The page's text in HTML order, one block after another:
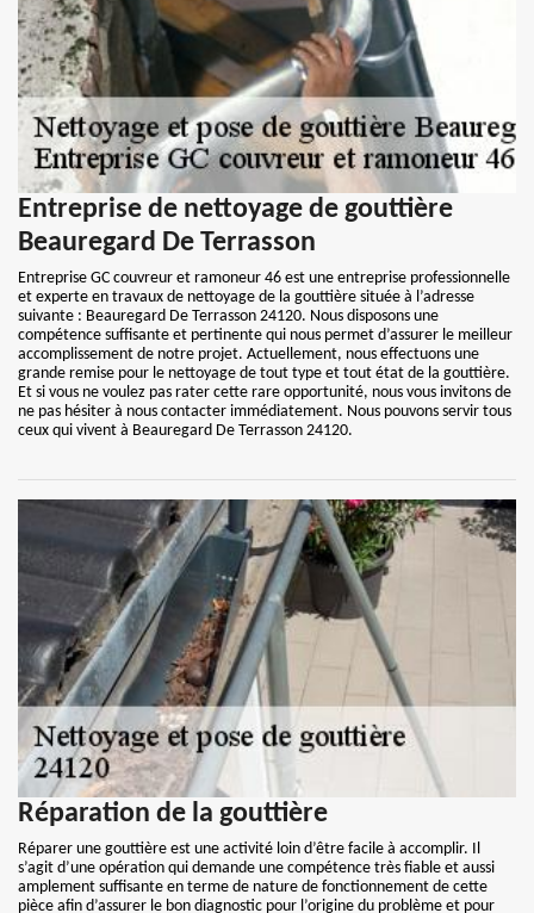
Entreprise de nettoyage de gouttière
Beauregard De Terrasson
Entreprise GC couvreur et ramoneur 46 est une entreprise professionnelle
et experte en travaux de nettoyage de la gouttière située à l’adresse
suivante : Beauregard De Terrasson 24120. Nous disposons une
compétence suffisante et pertinente qui nous permet d’assurer le meilleur
accomplissement de notre projet. Actuellement, nous effectuons une
grande remise pour le nettoyage de tout type et tout état de la gouttière.
Et si vous ne voulez pas rater cette rare opportunité, nous vous invitons de
ne pas hésiter à nous contacter immédiatement. Nous pouvons servir tous
ceux qui vivent à Beauregard De Terrasson 24120.
Réparation de la gouttière
Réparer une gouttière est une activité loin d’être facile à accomplir. Il
s’agit d’une opération qui demande une compétence très fiable et aussi
amplement suffisante en terme de nature de fonctionnement de cette
pièce afin d’assurer le bon diagnostic pour l’origine du problème et pour